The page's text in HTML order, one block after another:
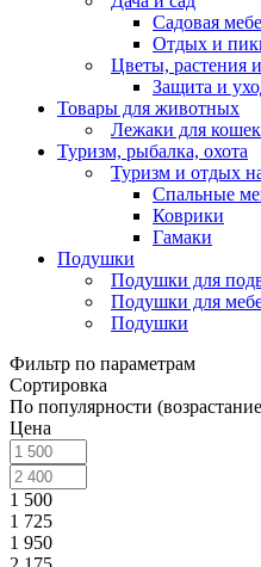
Садовая
Отдых и
Цветы, растения
Защита и
Товары для животных
Лежаки для
Туризм, рыбалка, охота
Туризм и отдых
Спальные
Коврики
Гамаки
Подушки
Подушки для
Подушки для
Подушки
Фильтр по параметрам
Сортировка
По популярности
Цена
1 500
1 725
1 950